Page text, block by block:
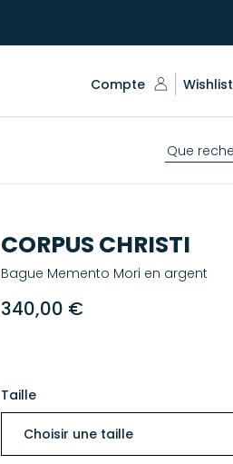
Compte Wishlist
CORPUS CHRISTI
Bague Memento Mori en argent
340,00 €
Taille